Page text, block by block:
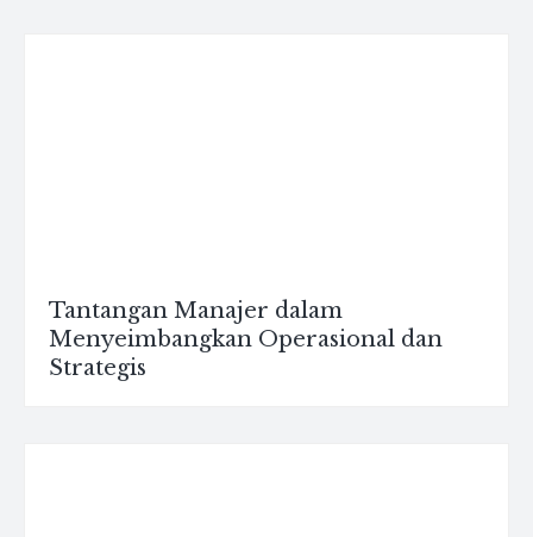
Tantangan Manajer dalam
Menyeimbangkan Operasional dan
Strategis